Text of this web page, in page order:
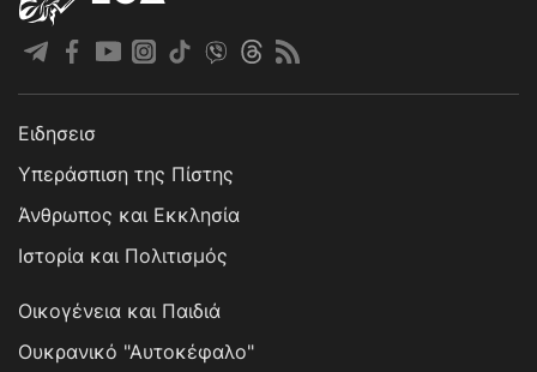
Ειδησεισ
Υπεράσπιση της Πίστης
Άνθρωπος και Εκκλησία
Ιστορία και Πολιτισμός
Οικογένεια και Παιδιά
Ουκρανικό "Αυτοκέφαλο"